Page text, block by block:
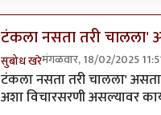
टंकला नसता तरी चालला'
सुबोध खरेमंगळवार, 18/02/2025
In reply toक्रिकेट सारख्या
टंकला नसता तरी चालला'
अशा विचारसरणी असल्यावर